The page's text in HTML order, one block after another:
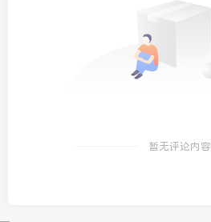
暂无评论内容